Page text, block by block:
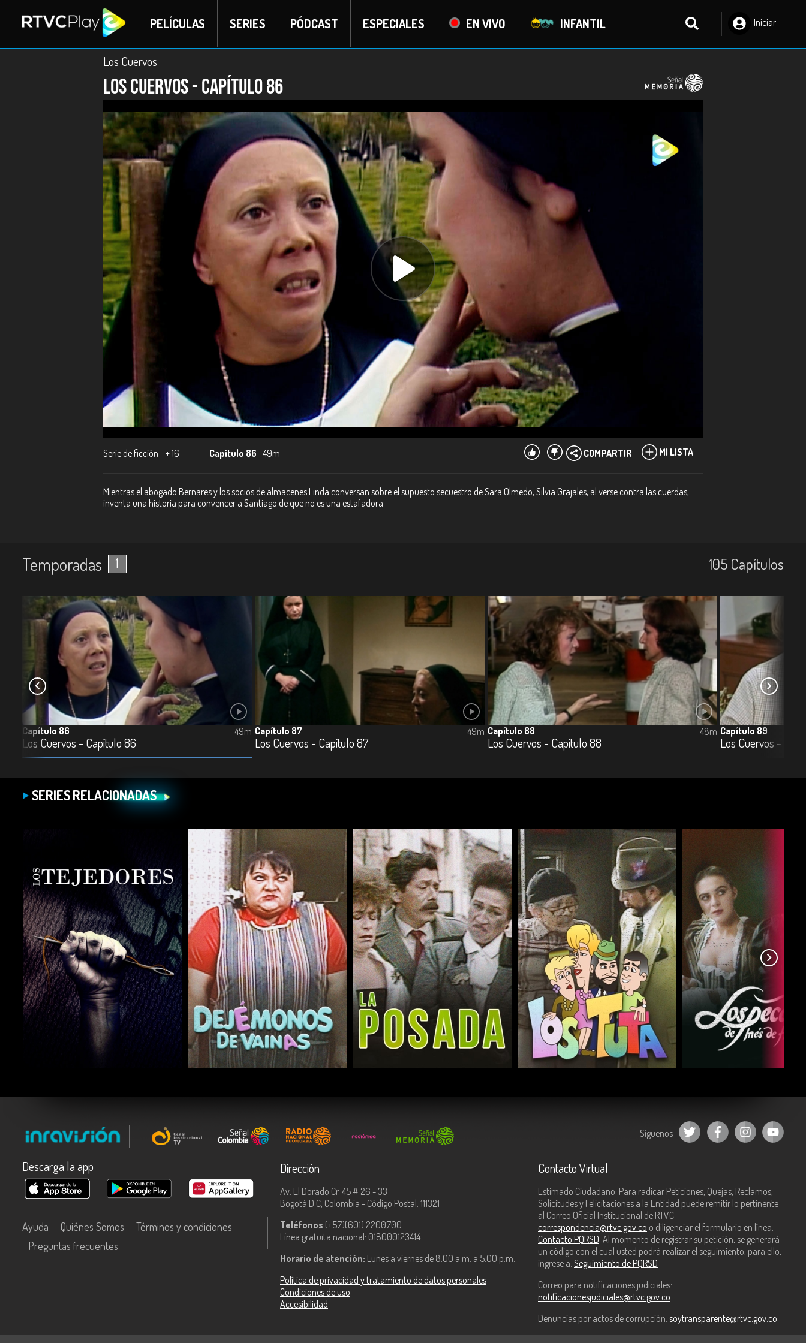
PELÍCULAS SERIES PÓDCAST ESPECIALES EN VIVO INFANTIL
Iniciar
Los Cuervos
Los Cuervos - Capítulo 86
Serie de ficción - + 16 Capítulo 86 49m MI LISTA
COMPARTIR
Mientras el abogado Bernares y los socios de almacenes Linda conversan sobre el supuesto secuestro de Sara Olmedo, Silvia Grajales, al verse contra las cuerdas,
inventa una historia para convencer a Santiago de que no es una estafadora.
Temporadas 1 105 Capí­tulos
Capítulo 86
Los Cuervos - Capítulo 86
49m Capítulo 87
Los Cuervos - Capítulo 87
49m Capítulo 88
Los Cuervos - Capítulo 88
48m Capítulo 89
Los Cuervos -
SERIES RELACIONADAS
COMPARTIR COMPARTIR COMPARTIR COMPARTIR
Síguenos
Descarga la app
Ayuda Quiénes Somos
Términos y condiciones
Preguntas frecuentes
Dirección
Av. El Dorado Cr. 45 # 26 - 33
Bogotá D.C, Colombia - Código Postal: 111321
Teléfonos (+57)(601) 2200700.
Línea gratuita nacional: 018000123414.
Horario de atención: Lunes a viernes de 8:00 a.m. a 5:00 p.m.
Política de privacidad y tratamiento de datos personales
Condiciones de uso
Accesibilidad
Contacto Virtual
Estimado Ciudadano: Para radicar Peticiones, Quejas, Reclamos,
Solicitudes y Felicitaciones a la Entidad puede remitir lo pertinente
al Correo Oficial Institucional de RTVC
correspondencia@rtvc.gov.co o diligenciar el formulario en línea:
Contacto PQRSD . Al momento de registrar su petición, se generará
un código con el cual usted podrá realizar el seguimiento, para ello,
ingrese a: Seguimiento de PQRSD
Correo para notificaciones judiciales:
notificacionesjudiciales@rtvc.gov.co
Denuncias por actos de corrupción: soytransparente@rtvc.gov.co